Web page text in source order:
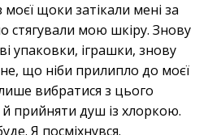
моєї щоки затікали мені за
стягували мою шкіру. Знову
упаковки, іграшки, знову
що ніби прилипло до моєї
вибратися з цього
й прийняти душ із хлоркою.
Я посміхнувся.